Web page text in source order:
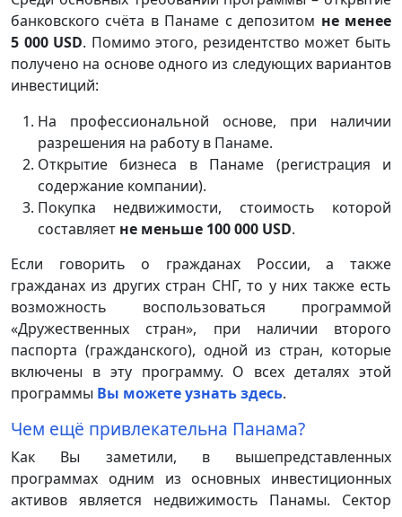
банковского счёта в Панаме с депозитом не менее
5 000 USD. Помимо этого, резидентство может быть
получено на основе одного из следующих вариантов
инвестиций:
На профессиональной основе, при наличии
разрешения на работу в Панаме.
Открытие бизнеса в Панаме (регистрация и
содержание компании).
Покупка недвижимости, стоимость которой
составляет не меньше 100 000 USD.
Если говорить о гражданах России, а также
гражданах из других стран СНГ, то у них также есть
возможность воспользоваться программой
«Дружественных стран», при наличии второго
паспорта (гражданского), одной из стран, которые
включены в эту программу. О всех деталях этой
программы Вы можете узнать здесь.
Чем ещё привлекательна Панама?
Как Вы заметили, в вышепредставленных
программах одним из основных инвестиционных
активов является недвижимость Панамы. Сектор